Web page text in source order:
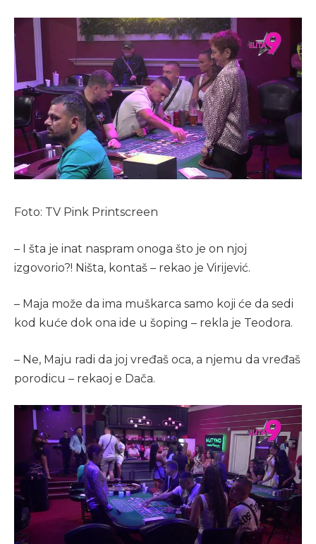
Foto: TV Pink Printscreen
– I šta je inat naspram onoga što je on njoj
izgovorio?! Ništa, kontaš – rekao je Virijević.
– Maja može da ima muškarca samo koji će da sedi
kod kuće dok ona ide u šoping – rekla je Teodora.
– Ne, Maju radi da joj vređaš oca, a njemu da vređaš
porodicu – rekaoj e Dača.